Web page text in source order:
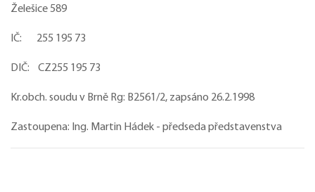
Želešice 589
IČ: 255 195 73
DIČ: CZ255 195 73
Kr.obch. soudu v Brně Rg: B2561/2, zapsáno 26.2.1998
Zastoupena: Ing. Martin Hádek - předseda představenstva